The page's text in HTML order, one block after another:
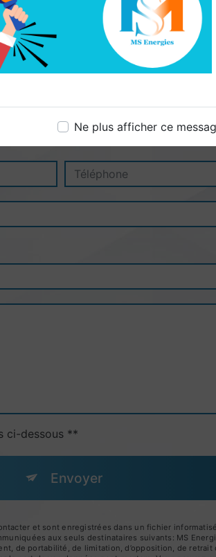
Ne plus afficher ce
pas à nous contacter
ci-dessous **
Envoyer
et sont enregistrées dans un fichier
aux seuls destinataires suivants: MS
de portabilité, de limitation, d’opposition, de